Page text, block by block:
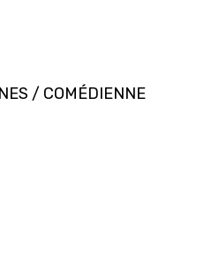
/ COMÉDIENNE